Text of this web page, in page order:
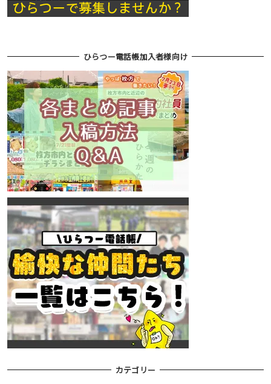
ひらつー電話帳加入者様向け
カテゴリー